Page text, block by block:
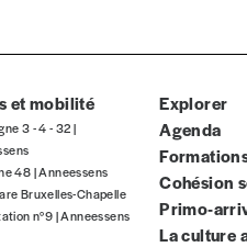
papier ou numérique.
BE34 0010 7305 2190
moment, même après avoir
et mobilité
3 - 4 - 32 |
48 | Anneessens
Bruxelles-Chapelle
n°9 | Anneessens
Explorer
Agenda
Cohésion
Primo-
La culture